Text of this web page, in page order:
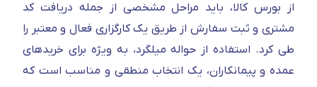
از بورس کالا، باید مراحل مشخصی از جمله دریافت کد
مشتری و ثبت سفارش از طریق یک کارگزاری فعال و معتبر را
طی کرد. استفاده از حواله میلگرد، به‌ ویژه برای خریدهای
عمده و پیمانکاران، یک انتخاب منطقی و مناسب است که